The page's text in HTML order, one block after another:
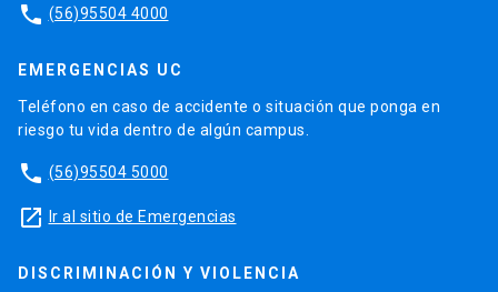
phone (56)95504 4000
EMERGENCIAS UC
Teléfono en caso de accidente o situación que ponga en
riesgo tu vida dentro de algún campus.
phone (56)95504 5000
launch Ir al sitio de Emergencias
DISCRIMINACIÓN Y VIOLENCIA